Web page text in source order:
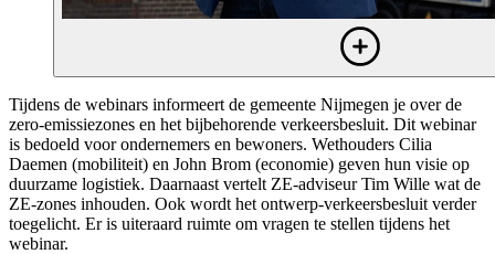
Tijdens de webinars informeert de gemeente Nijmegen je over de
zero-emissiezones en het bijbehorende verkeersbesluit. Dit webinar
is bedoeld voor ondernemers en bewoners. Wethouders Cilia
Daemen (mobiliteit) en John Brom (economie) geven hun visie op
duurzame logistiek. Daarnaast vertelt ZE-adviseur Tim Wille wat de
ZE-zones inhouden. Ook wordt het ontwerp-verkeersbesluit verder
toegelicht. Er is uiteraard ruimte om vragen te stellen tijdens het
webinar.